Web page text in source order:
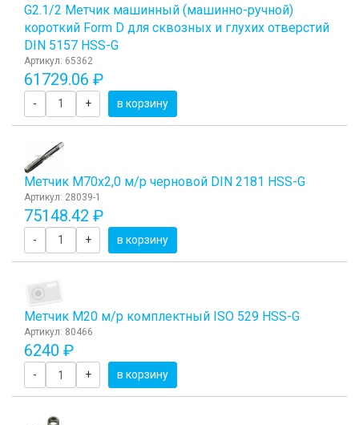
G2.1/2 Метчик машинный (машинно-ручной)
короткий Form D для сквозных и глухих отверстий
DIN 5157 HSS-G
Артикул: 65362
61729.06 ₽
- + в корзину
Метчик М70x2,0 м/р черновой DIN 2181 HSS-G
Артикул: 28039-1
75148.42 ₽
- + в корзину
Метчик М20 м/р комплектный ISO 529 HSS-G
Артикул: 80466
6240 ₽
- + в корзину